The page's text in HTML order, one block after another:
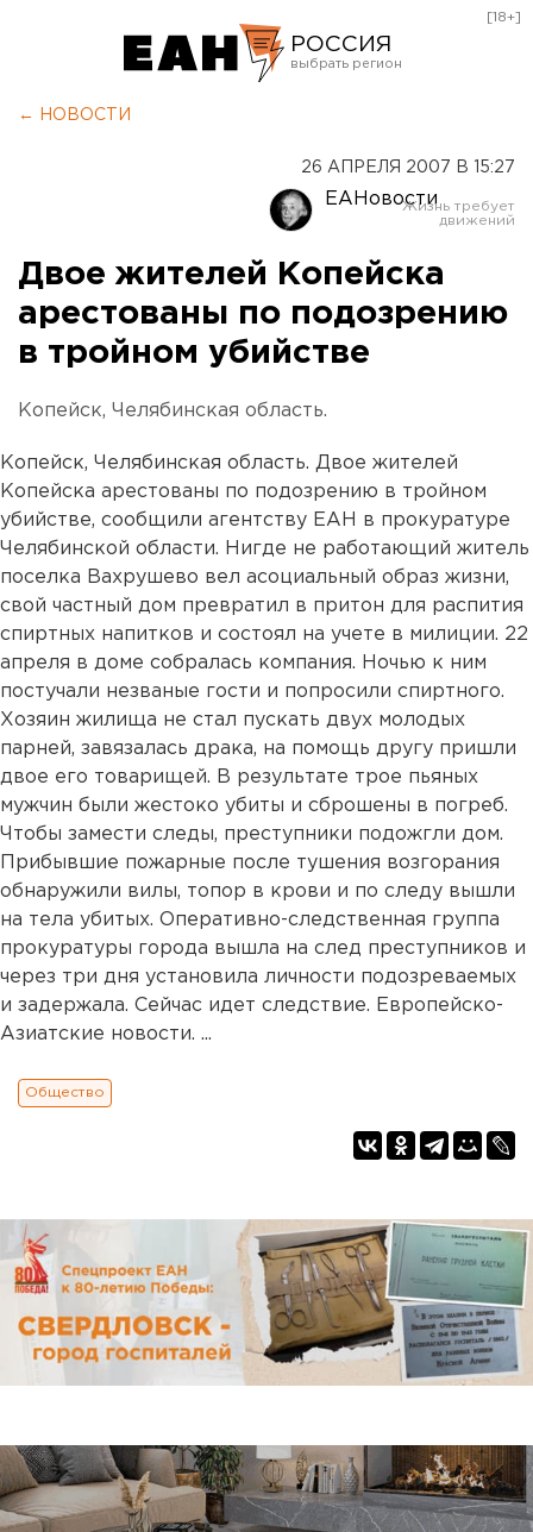
РОССИЯ
Оренбург
[18+]
← НОВОСТИ
26 АПРЕЛЯ 2007 В 15:27
ЕАНовости
Двое жителей Копейска
арестованы по подозрению
в тройном убийстве
Копейск, Челябинская область.
Копейск, Челябинская область. Двое жителей
Копейска арестованы по подозрению в тройном
убийстве, сообщили агентству ЕАН в прокуратуре
Челябинской области. Нигде не работающий житель
поселка Вахрушево вел асоциальный образ жизни,
свой частный дом превратил в притон для распития
спиртных напитков и состоял на учете в милиции. 22
апреля в доме собралась компания. Ночью к ним
постучали незваные гости и попросили спиртного.
Хозяин жилища не стал пускать двух молодых
парней, завязалась драка, на помощь другу пришли
двое его товарищей. В результате трое пьяных
мужчин были жестоко убиты и сброшены в погреб.
Чтобы замести следы, преступники подожгли дом.
Прибывшие пожарные после тушения возгорания
обнаружили вилы, топор в крови и по следу вышли
на тела убитых. Оперативно-следственная группа
прокуратуры города вышла на след преступников и
через три дня установила личности подозреваемых
и задержала. Сейчас идет следствие. Европейско-
Азиатские новости. ...
Общество